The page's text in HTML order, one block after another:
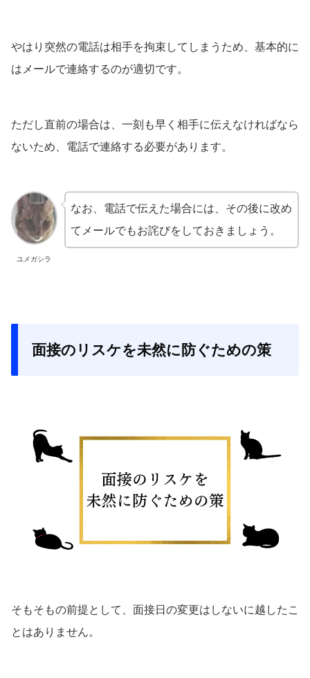
やはり突然の電話は相手を拘束してしまうため、基本的に
はメールで連絡するのが適切です。
ただし直前の場合は、一刻も早く相手に伝えなければなら
ないため、電話で連絡する必要があります。
ユメガシラ
なお、電話で伝えた場合には、その後に改め
てメールでもお詫びをしておきましょう。
面接のリスケを未然に防ぐための策
そもそもの前提として、面接日の変更はしないに越したこ
とはありません。